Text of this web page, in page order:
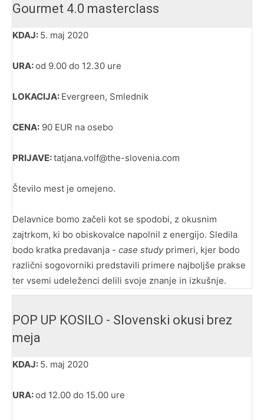
Gourmet 4.0 masterclass
KDAJ: 5. maj 2020
URA:od 9.00 do 12.30 ure
LOKACIJA: Evergreen, Smlednik
CENA: 90 EUR na osebo
PRIJAVE:tatjana.volf@the-slovenia.com
Število mest je omejeno.
Delavnice bomo začeli kot se spodobi, z okusnim
zajtrkom, ki bo obiskovalce napolnil z energijo. Sledila
bodo kratka predavanja - case studyprimeri, kjer bodo
različni sogovorniki predstavili primere najboljše prakse
ter vsemi udeleženci delili svoje znanje in izkušnje.
POP UP KOSILO - Slovenski okusi brez
meja
KDAJ: 5. maj 2020
URA:od 12.00 do 15.00 ure